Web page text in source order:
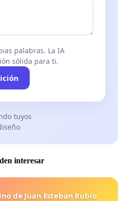
palabras. La IA
sólida para ti.
tuyos
interesar
de Juan Esteban Rubio